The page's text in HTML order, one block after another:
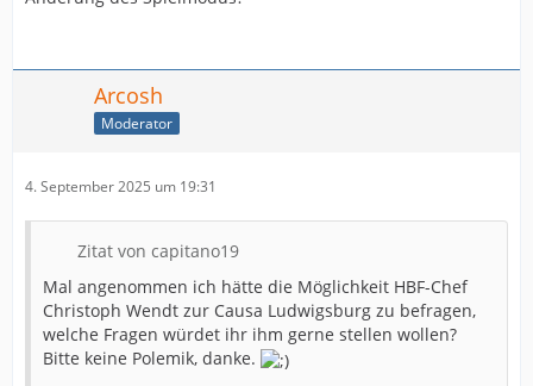
Arcosh
Moderator
4. September 2025 um 19:31
Zitat von capitano19
Mal angenommen ich hätte die Möglichkeit HBF-Chef
Christoph Wendt zur Causa Ludwigsburg zu befragen,
welche Fragen würdet ihr ihm gerne stellen wollen?
Bitte keine Polemik, danke.